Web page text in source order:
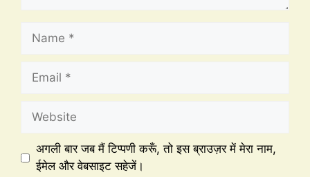
अगली बार जब मैं टिप्पणी करूँ, तो इस ब्राउज़र में मेरा नाम,
ईमेल और वेबसाइट सहेजें।